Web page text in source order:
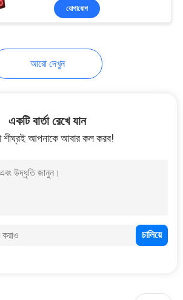
যোগাযোগ
আরো দেখুন
একটি বার্তা রেখে যান
শীঘ্রই আপনাকে আবার কল করব!